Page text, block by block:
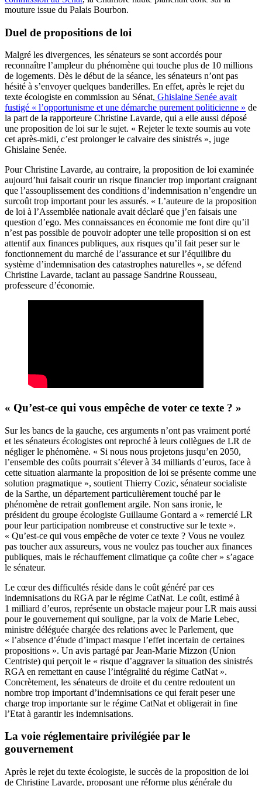
mouture issue du Palais Bourbon.
Duel de propositions de loi
Malgré les divergences, les sénateurs se sont accordés pour
reconnaître l’ampleur du phénomène qui touche plus de 10 millions
de logements. Dès le début de la séance, les sénateurs n’ont pas
hésité à s’envoyer quelques banderilles. En effet, après le rejet du
texte écologiste en commission au Sénat, Ghislaine Senée avait
fustigé « l’opportunisme et une démarche purement politicienne » de
la part de la rapporteure Christine Lavarde, qui a elle aussi déposé
une proposition de loi sur le sujet. « Rejeter le texte soumis au vote
cet après-midi, c’est prolonger le calvaire des sinistrés », juge
Ghislaine Senée.
Pour Christine Lavarde, au contraire, la proposition de loi examinée
aujourd’hui faisait courir un risque financier trop important craignant
que l’assouplissement des conditions d’indemnisation n’engendre un
surcoût trop important pour les assurés. « L’auteure de la proposition
de loi à l’Assemblée nationale avait déclaré que j’en faisais une
question d’ego. Mes connaissances en économie me font dire qu’il
n’est pas possible de pouvoir adopter une telle proposition si on est
attentif aux finances publiques, aux risques qu’il fait peser sur le
fonctionnement du marché de l’assurance et sur l’équilibre du
système d’indemnisation des catastrophes naturelles », se défend
Christine Lavarde, taclant au passage Sandrine Rousseau,
professeure d’économie.
« Qu’est-ce qui vous empêche de voter ce texte ? »
Sur les bancs de la gauche, ces arguments n’ont pas vraiment porté
et les sénateurs écologistes ont reproché à leurs collègues de LR de
négliger le phénomène. « Si nous nous projetons jusqu’en 2050,
l’ensemble des coûts pourrait s’élever à 34 milliards d’euros, face à
cette situation alarmante la proposition de loi se présente comme une
solution pragmatique », soutient Thierry Cozic, sénateur socialiste
de la Sarthe, un département particulièrement touché par le
phénomène de retrait gonflement argile. Non sans ironie, le
président du groupe écologiste Guillaume Gontard a « remercié LR
pour leur participation nombreuse et constructive sur le texte ».
« Qu’est-ce qui vous empêche de voter ce texte ? Vous ne voulez
pas toucher aux assureurs, vous ne voulez pas toucher aux finances
publiques, mais le réchauffement climatique ça coûte cher » s’agace
le sénateur.
Le cœur des difficultés réside dans le coût généré par ces
indemnisations du RGA par le régime CatNat. Le coût, estimé à
1 milliard d’euros, représente un obstacle majeur pour LR mais aussi
pour le gouvernement qui souligne, par la voix de Marie Lebec,
ministre déléguée chargée des relations avec le Parlement, que
« l’absence d’étude d’impact masque l’effet incertain de certaines
propositions ». Un avis partagé par Jean-Marie Mizzon (Union
Centriste) qui perçoit le « risque d’aggraver la situation des sinistrés
RGA en remettant en cause l’intégralité du régime CatNat ».
Concrètement, les sénateurs de droite et du centre redoutent un
nombre trop important d’indemnisations ce qui ferait peser une
charge trop importante sur le régime CatNat et obligerait in fine
l’Etat à garantir les indemnisations.
La voie réglementaire privilégiée par le
gouvernement
Après le rejet du texte écologiste, le succès de la proposition de loi
de Christine Lavarde, proposant une réforme plus générale du